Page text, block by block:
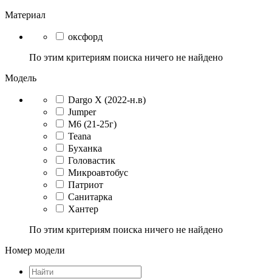
Материал
оксфорд
По этим критериям поиска ничего не найдено
Модель
Dargo X (2022-н.в)
Jumper
M6 (21-25г)
Teana
Буханка
Головастик
Микроавтобус
Патриот
Санитарка
Хантер
По этим критериям поиска ничего не найдено
Номер модели